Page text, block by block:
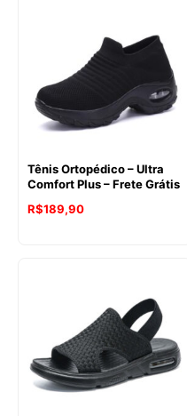
Tênis Ortopédico – Ultra
Comfort Plus – Frete Grátis
R$189,90